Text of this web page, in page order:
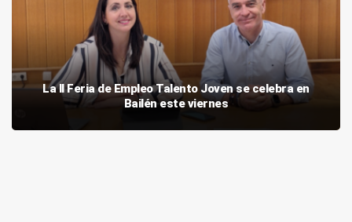
La II Feria de Empleo Talento Joven se celebra en
Bailén este viernes